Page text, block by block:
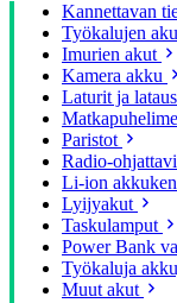
Kannettavan
Työkalujen
Imurien akut
Kamera akku
Laturit ja
Paristot
Radio-
Li-ion
Lyijyakut
Taskulamput
Power Bank
Työkaluja
Muut akut